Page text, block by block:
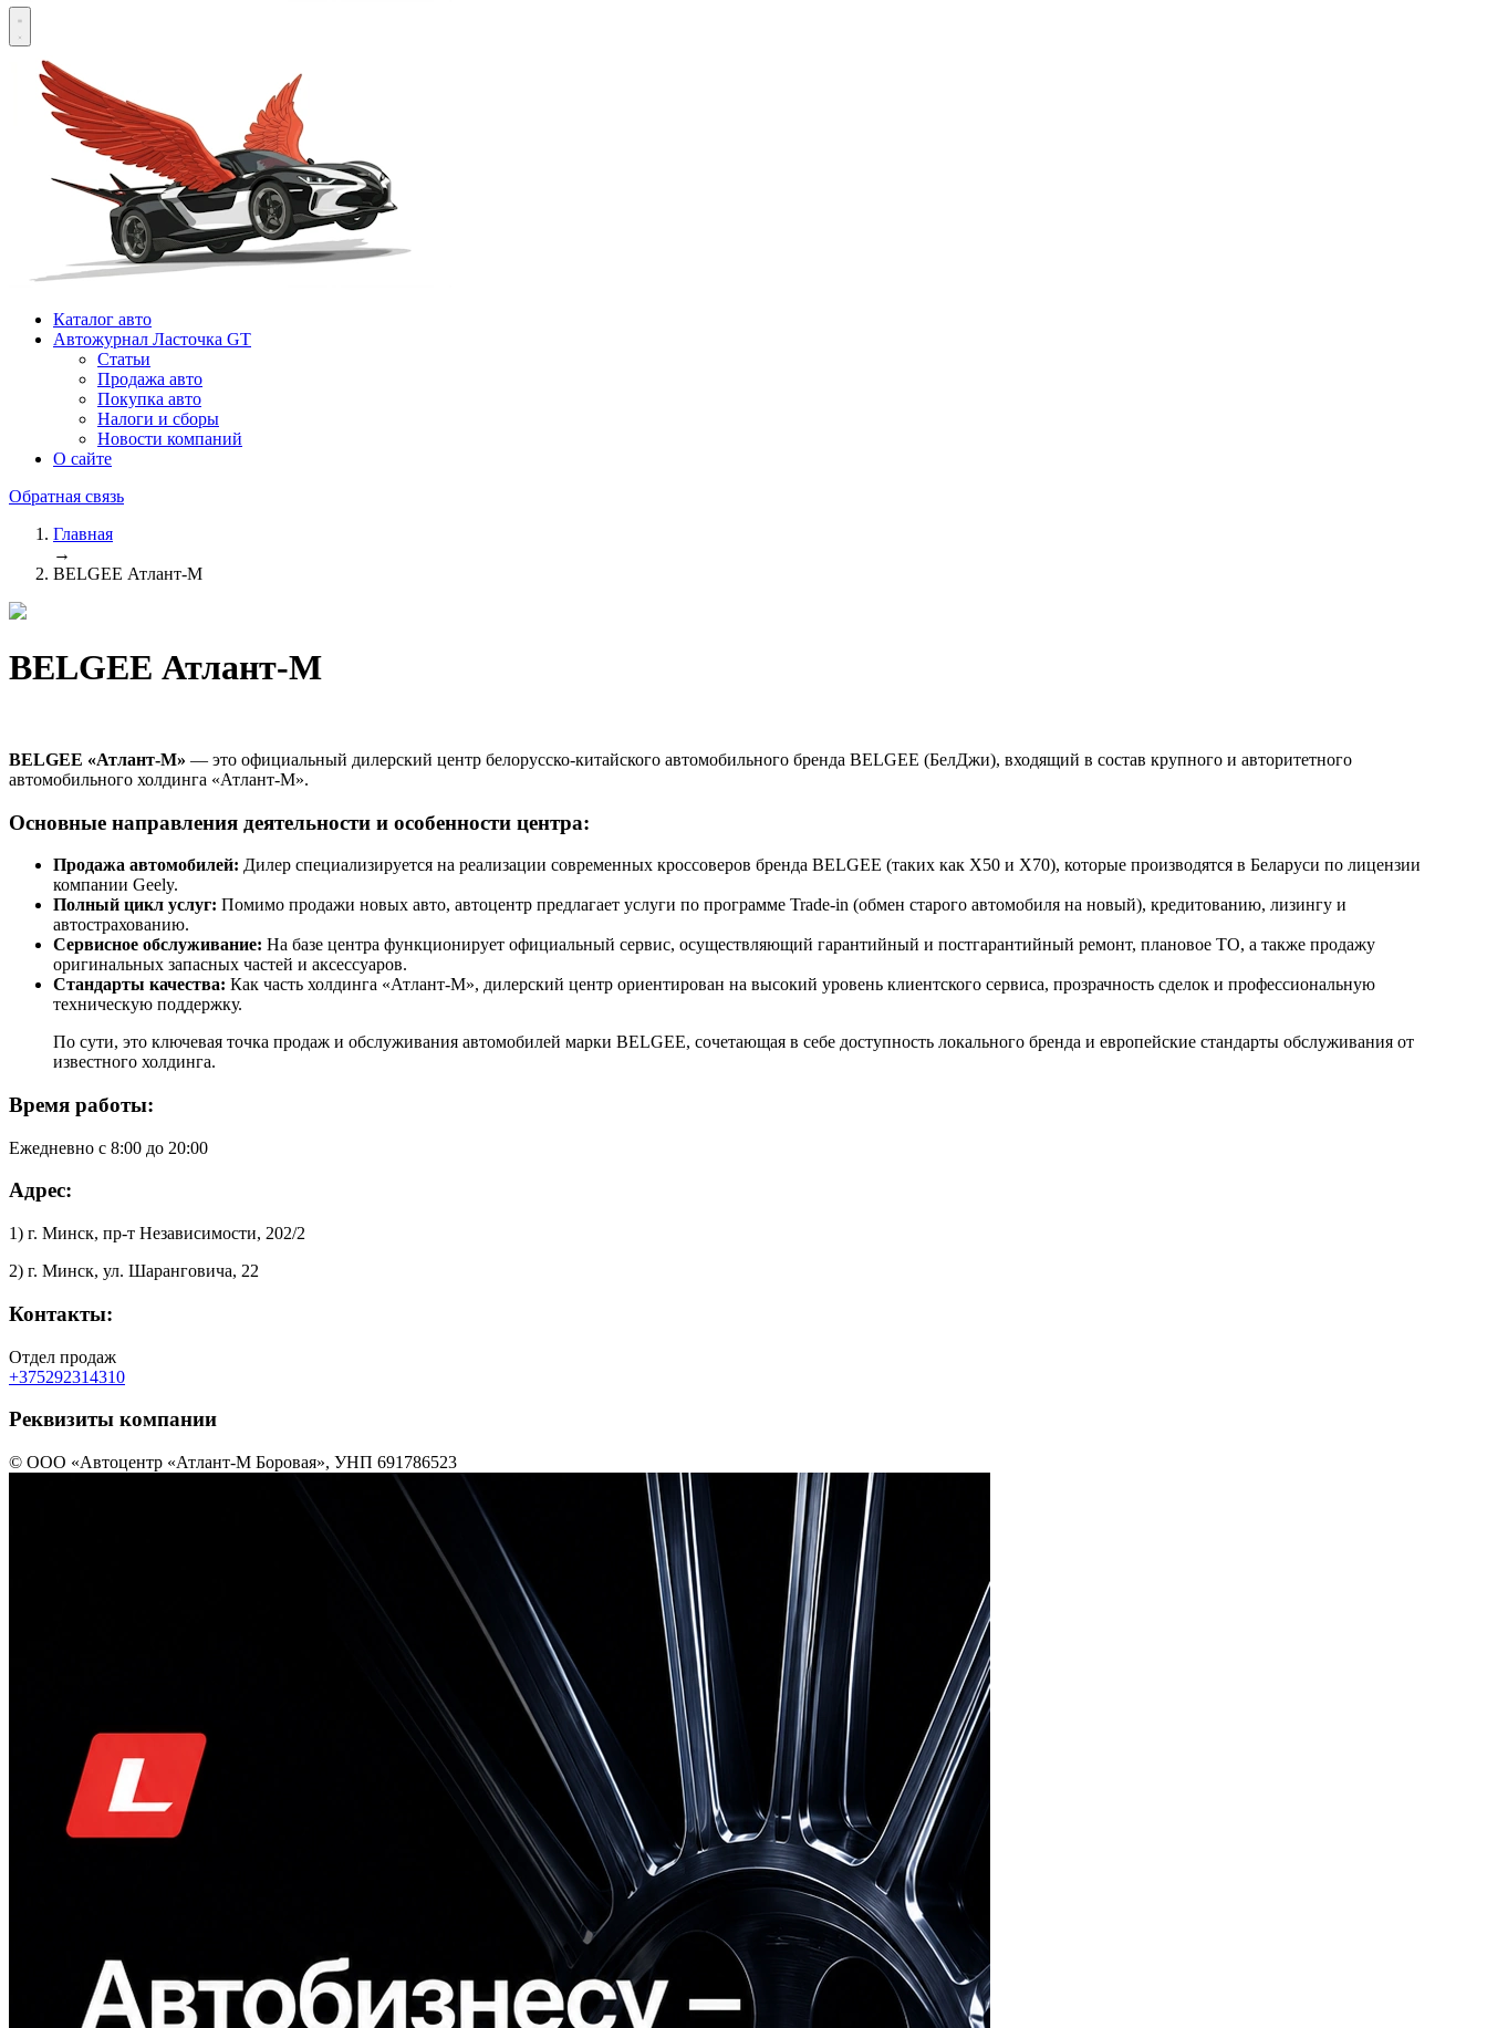
Каталог авто
Автожурнал Ласточка GT
Статьи
Продажа авто
Покупка авто
Налоги и сборы
Новости компаний
О сайте
Обратная связь
Главная
→
BELGEE Атлант-М
BELGEE Атлант-М
BELGEE «Атлант-М» — это официальный дилерский центр белорусско-китайского автомобильного бренда BELGEE (БелДжи), входящий в состав крупного и авторитетного
автомобильного холдинга «Атлант-М».
Основные направления деятельности и особенности центра:
Продажа автомобилей: Дилер специализируется на реализации современных кроссоверов бренда BELGEE (таких как X50 и X70), которые производятся в Беларуси по лицензии
компании Geely.
Полный цикл услуг: Помимо продажи новых авто, автоцентр предлагает услуги по программе Trade-in (обмен старого автомобиля на новый), кредитованию, лизингу и
автострахованию.
Сервисное обслуживание: На базе центра функционирует официальный сервис, осуществляющий гарантийный и постгарантийный ремонт, плановое ТО, а также продажу
оригинальных запасных частей и аксессуаров.
Стандарты качества: Как часть холдинга «Атлант-М», дилерский центр ориентирован на высокий уровень клиентского сервиса, прозрачность сделок и профессиональную
техническую поддержку.
По сути, это ключевая точка продаж и обслуживания автомобилей марки BELGEE, сочетающая в себе доступность локального бренда и европейские стандарты обслуживания от
известного холдинга.
Время работы:
Ежедневно с 8:00 до 20:00
Адрес:
1) г. Минск, пр-т Независимости, 202/2
2) г. Минск, ул. Шаранговича, 22
Контакты:
Отдел продаж
+375292314310
Реквизиты компании
© ООО «Автоцентр «Атлант-М Боровая», УНП 691786523